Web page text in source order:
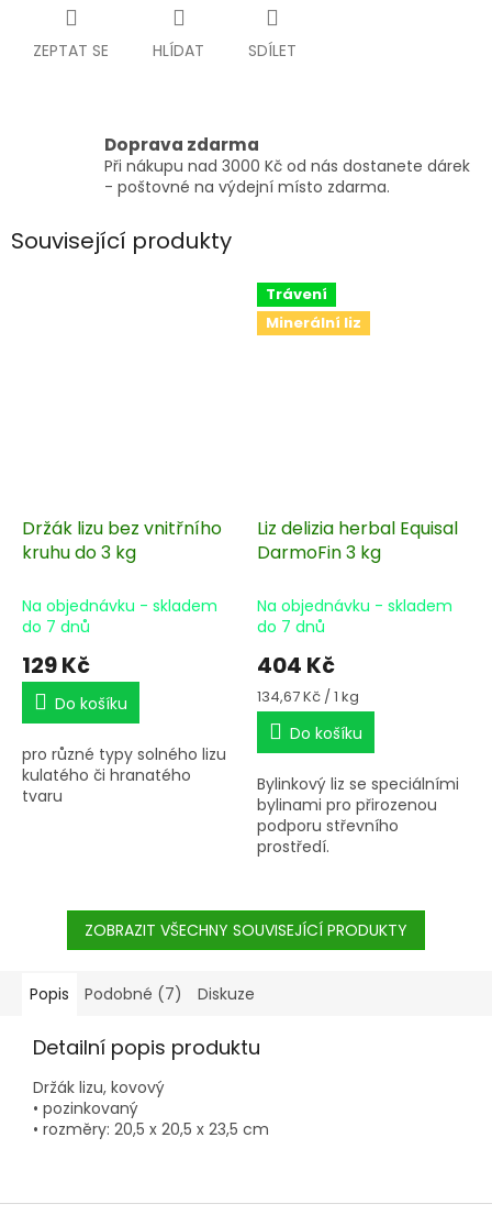
ZEPTAT SE HLÍDAT SDÍLET
Doprava zdarma
Při nákupu nad 3000 Kč od nás dostanete dárek
- poštovné na výdejní místo zdarma.
Související produkty
Držák lizu bez vnitřního
kruhu do 3 kg
Na objednávku - skladem
do 7 dnů
129 Kč
Do košíku
pro různé typy solného lizu
kulatého či hranatého
tvaru
Trávení
Minerální liz
Liz delizia herbal Equisal
DarmoFin 3 kg
Na objednávku - skladem
do 7 dnů
404 Kč
Měrná
cena:
134,67 Kč / 1 kg
Do košíku
Bylinkový liz se speciálními
bylinami pro přirozenou
podporu střevního
prostředí.
ZOBRAZIT VŠECHNY SOUVISEJÍCÍ PRODUKTY
Popis Podobné (7) Diskuze
Detailní popis produktu
Držák lizu, kovový
• pozinkovaný
• rozměry: 20,5 x 20,5 x 23,5 cm
Z